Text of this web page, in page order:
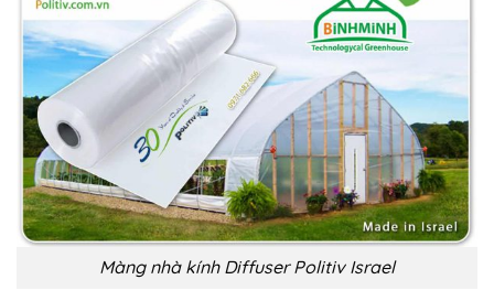
Màng nhà kính Diffuser Politiv Israel